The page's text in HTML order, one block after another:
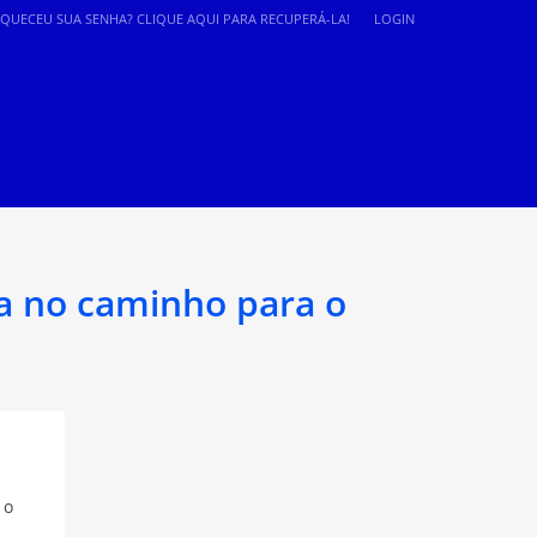
LOGIN
SUA SENHA? CLIQUE AQUI PARA RECUPERÁ-LA!
no caminho para o